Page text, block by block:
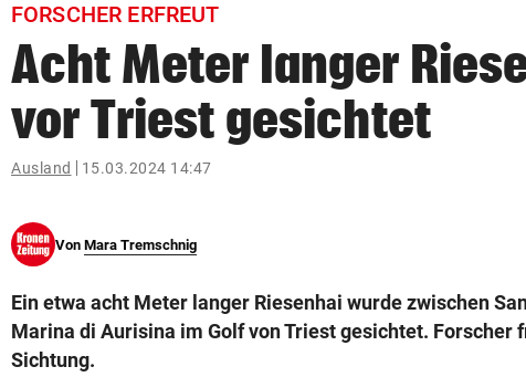
search
Suchbegriff
eingeben
© Krone Multimedia GmbH & Co KG 2026
FORSCHER ERFREUT
Acht Meter langer
vor Triest gesichtet
Ausland 15.03.2024 14:47
Von Mara Tremschnig
Ein etwa acht Meter langer Riesenhai wurde zwischen
Marina di Aurisina im Golf von Triest gesichtet. Forscher
Sichtung.